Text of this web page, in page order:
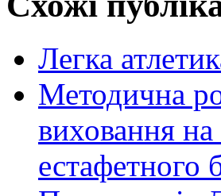
Легка
Методична
виховання на
естафетного